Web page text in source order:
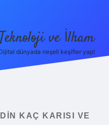
Teknoloji ve İlham
dünyada neşeli keşifler yap!
KAÇ KARISI VE